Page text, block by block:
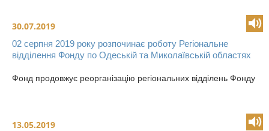
30.07.2019
02 серпня 2019 року розпочинає роботу Регіональне
відділення Фонду по Одеській та Миколаївській областях
Фонд продовжує реорганізацію регіональних відділень Фонду
13.05.2019